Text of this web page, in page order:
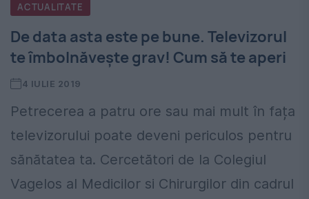
ACTUALITATE
De data asta este pe bune. Televizorul
te îmbolnăvește grav! Cum să te aperi
4 IULIE 2019
Petrecerea a patru ore sau mai mult în fața
televizorului poate deveni periculos pentru
sănătatea ta. Cercetători de la Colegiul
Vagelos al Medicilor si Chirurgilor din cadrul